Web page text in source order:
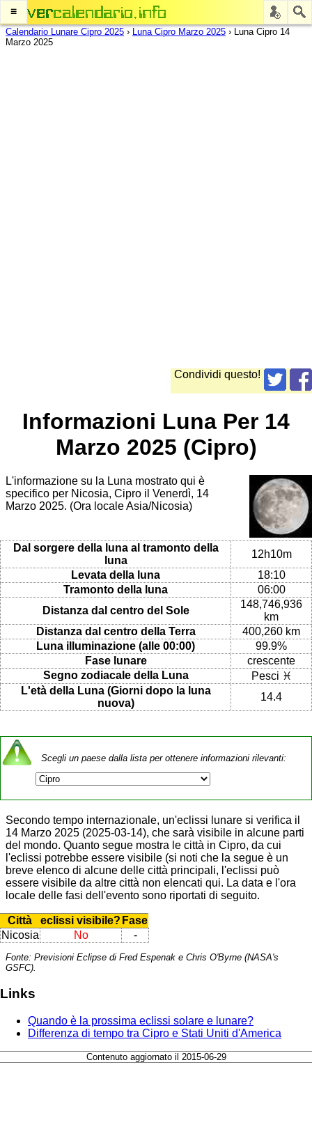
≡
Calendario Lunare Cipro 2025 › Luna Cipro Marzo 2025 › Luna Cipro 14
Marzo 2025
Condividi questo!
Informazioni Luna Per 14
Marzo 2025 (Cipro)
L'informazione su la Luna mostrato qui è
specifico per Nicosia, Cipro il Venerdì, 14
Marzo 2025. (Ora locale Asia/Nicosia)
Dal sorgere della luna al tramonto della
luna
12h10m
Levata della luna
18:10
Tramonto della luna
06:00
Distanza dal centro del Sole
148,746,936
km
Distanza dal centro della Terra
400,260 km
Luna illuminazione (alle 00:00)
99.9%
Fase lunare
crescente
Segno zodiacale della Luna
Pesci ♓
L'età della Luna (Giorni dopo la luna
nuova)
14.4
Scegli un paese dalla lista per ottenere informazioni rilevanti:
Secondo tempo internazionale, un'eclissi lunare si verifica il
14 Marzo 2025 (2025-03-14), che sarà visibile in alcune parti
del mondo. Quanto segue mostra le città in Cipro, da cui
l'eclissi potrebbe essere visibile (si noti che la segue è un
breve elenco di alcune delle città principali, l'eclissi può
essere visibile da altre città non elencati qui. La data e l'ora
locale delle fasi dell'evento sono riportati di seguito.
Città eclissi visibile? Fase
Nicosia
No -
Fonte: Previsioni Eclipse di Fred Espenak e Chris O'Byrne (NASA's
GSFC).
Links
Quando è la prossima eclissi solare e lunare?
Differenza di tempo tra Cipro e Stati Uniti d'America
Contenuto aggiornato il 2015-06-29